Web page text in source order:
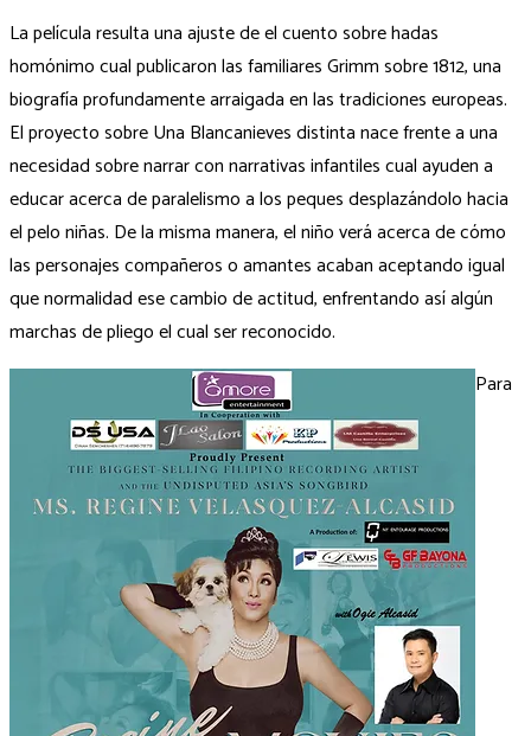
La película resulta una ajuste de el cuento sobre hadas
homónimo cual publicaron las familiares Grimm sobre 1812, una
biografía profundamente arraigada en las tradiciones europeas.
El proyecto sobre Una Blancanieves distinta nace frente a una
necesidad sobre narrar con narrativas infantiles cual ayuden a
educar acerca de paralelismo a los peques desplazándolo hacia
el pelo niñas. De la misma manera, el niño verá acerca de cómo
las personajes compañeros o amantes acaban aceptando igual
que normalidad ese cambio de actitud, enfrentando así algún
marchas de pliego el cual ser reconocido.
Para